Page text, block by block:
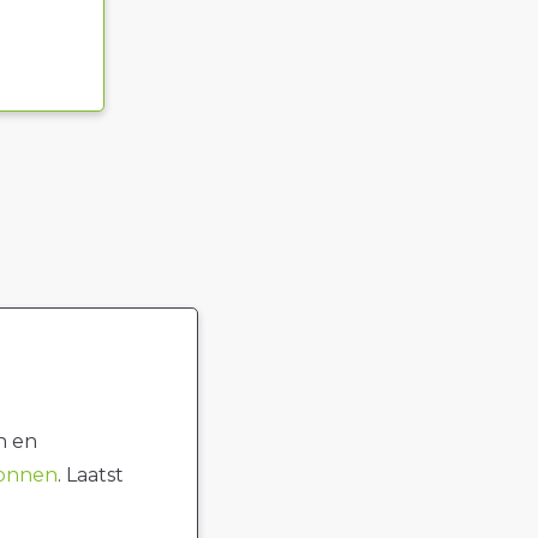
en
. Laatst